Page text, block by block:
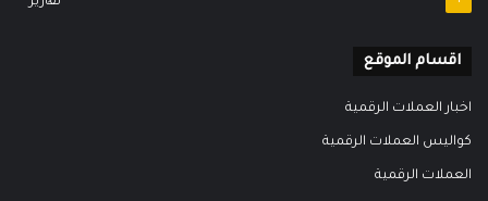
اقسام الموقع
اخبار العملات الرقمية
كواليس العملات الرقمية
العملات الرقمية